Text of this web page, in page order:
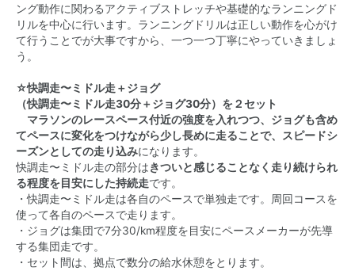
ング動作に関わるアクティブストレッチや基礎的なランニングド
リルを中心に行います。ランニングドリルは正しい動作を心がけ
て行うことでが大事ですから、一つ一つ丁寧にやっていきましょ
う。
☆快調走〜ミドル走＋ジョグ
（快調走〜ミドル走30分＋ジョグ30分）を２セット
マラソンのレースペース付近の強度を入れつつ、ジョグも含め
てペースに変化をつけながら少し長めに走ることで、スピードシ
ーズンとしての走り込みになります。
快調走〜ミドル走の部分はきついと感じることなく走り続けられ
る程度を目安にした持続走です。
・快調走〜ミドル走は各自のペースで単独走です。周回コースを
使って各自のペースで走ります。
・ジョグは集団で7分30/km程度を目安にペースメーカーが先導
する集団走です。
・セット間は、拠点で数分の給水休憩をとります。